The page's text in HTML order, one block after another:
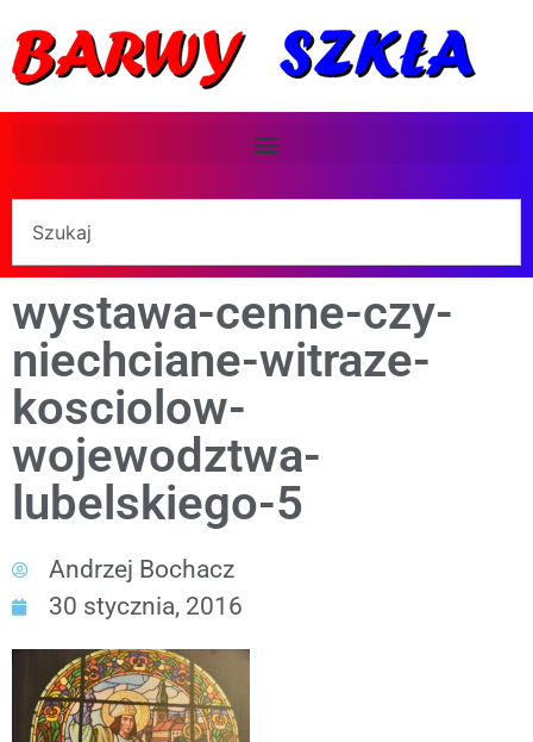
wystawa-cenne-czy-
niechciane-witraze-
kosciolow-
wojewodztwa-
lubelskiego-5
Andrzej Bochacz
30 stycznia, 2016